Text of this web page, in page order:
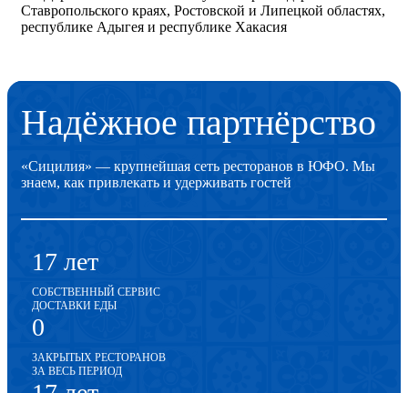
Ставропольского краях, Ростовской и Липецкой областях,
республике Адыгея и республике Хакасия
Надёжное партнёрство
«Сицилия» — крупнейшая сеть ресторанов в ЮФО. Мы
знаем, как привлекать и удерживать гостей
17 лет
СОБСТВЕННЫЙ СЕРВИС
ДОСТАВКИ ЕДЫ
0
ЗАКРЫТЫХ РЕСТОРАНОВ
ЗА ВЕСЬ ПЕРИОД